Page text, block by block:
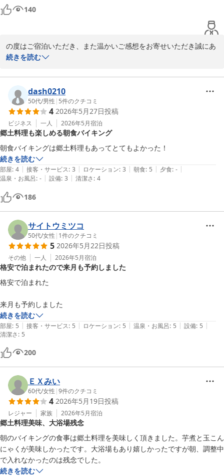
2026-06-20
140
の度はご宿泊いただき、また温かいご感想をお寄せいただき誠にあ
りがとうございます。
朝食バイキングの品数やデザートの豊富さをお楽しみいただけたと
のこと、大変嬉しく拝見いたしました。連泊してさまざまなお料理
を味わいたくなるとのお言葉は、スタッフにとって大きな励みとな
ります。
また、お風呂でもゆっくりとお寛ぎいただけたようで何よりでござ
います。
一方で、客室や設備の経年化につきましては、ご指摘のとおり改善
課題として認識しております。快適にお過ごしいただけるよう、
日々のメンテナンスと設備更新に努めてまいります。
これからもお食事と温浴施設をはじめ、よりご満足いただける滞在
をご提供できるよう努力してまいります。またのお越しをスタッフ
一同心よりお待ちしております。
山形七日町ワシントンホテル
2026-06-14
続きを読む
dash0210
50代/男性 | 5件のクチコミ
4 2026年5月27日投稿
ビジネス 一人 2026年5月宿泊
郷土料理も楽しめる朝食バイキング
朝食バイキングは郷土料理もあってとてもよかった！
続きを読む
部屋: 4 | 接客・サービス: 3 | ロケーション: 3 | 朝食: 5 | 夕食: - |
温泉・お風呂: - | 設備: 3 | 清潔さ: 4
186
サイトウミツコ
50代/女性 | 1件のクチコミ
5 2026年5月22日投稿
その他 一人 2026年5月宿泊
格安で泊まれたので来月も予約しました
格安で泊まれた
続きを読む
部屋: 5 | 接客・サービス: 5 | ロケーション: 5 | 温泉・お風呂: 5 | 設備: 5 |
清潔さ: 5
200
ＥＸみい
60代/女性 |9件のクチコミ
4 2026年5月19日投稿
レジャー 家族 2026年5月宿泊
郷土料理美味、大浴場残念
朝のバイキングの食事は郷土料理を美味しく頂きました。芋煮と玉こん
にゃくが美味しかったです。大浴場もあり嬉しかったですが朝、調整中
で入れなかったのは残念でした。
続きを読む